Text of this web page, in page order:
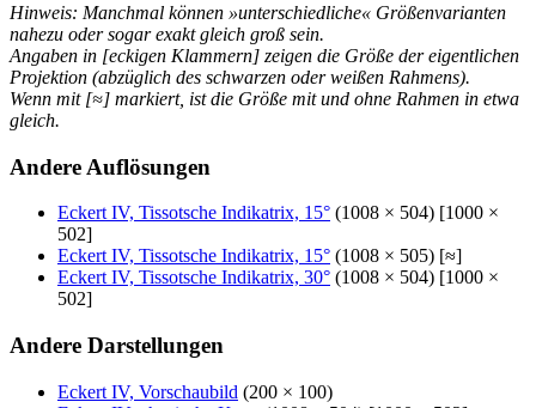
Hinweis: Manchmal können »unterschiedliche« Größenvarianten
nahezu oder sogar exakt gleich groß sein.
Angaben in [eckigen Klammern] zeigen die Größe der eigentlichen
Projektion (abzüglich des schwarzen oder weißen Rahmens).
Wenn mit [≈] markiert, ist die Größe mit und ohne Rahmen in etwa
gleich.
Andere Auflösungen
Eckert IV, Tissotsche Indikatrix, 15° (1008 × 504) [1000 ×
502]
Eckert IV, Tissotsche Indikatrix, 15° (1008 × 505) [≈]
Eckert IV, Tissotsche Indikatrix, 30° (1008 × 504) [1000 ×
502]
Andere Darstellungen
Eckert IV, Vorschaubild (200 × 100)